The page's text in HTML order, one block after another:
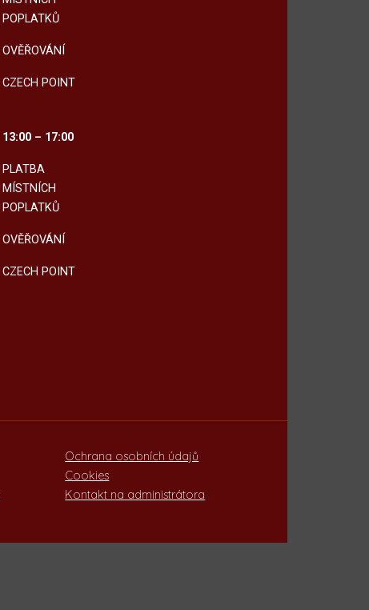
POPLATKŮ
OVĚŘOVÁNÍ
CZECH POINT
13:00 – 17:00
PLATBA
MÍSTNÍCH
POPLATKŮ
OVĚŘOVÁNÍ
CZECH POINT
Ochrana osobních údajů
Cookies
Kontakt na administrátora